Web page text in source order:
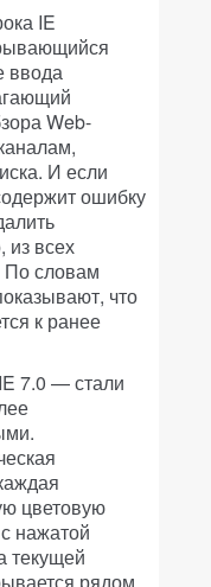
IE
ввода
Web-
И если
ошибку
из всех
По словам
что
к ранее
7.0 — стали
цветовую
нажатой
текущей